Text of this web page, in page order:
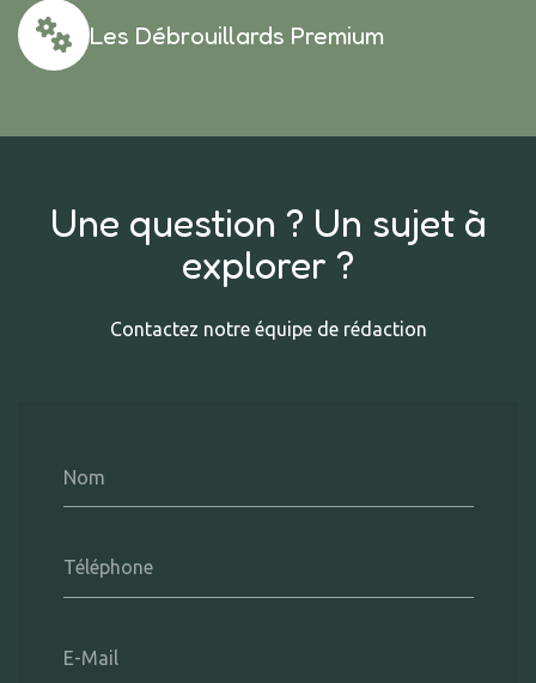
Les Débrouillards Premium
Une question ? Un sujet à
explorer ?
Contactez notre équipe de rédaction
Nom
Téléphone
E-Mail